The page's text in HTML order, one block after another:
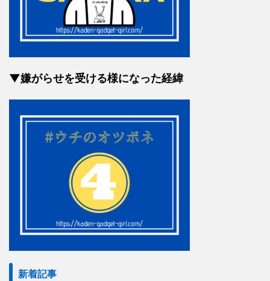
▼嫌がらせを受ける様になった経緯
新着記事